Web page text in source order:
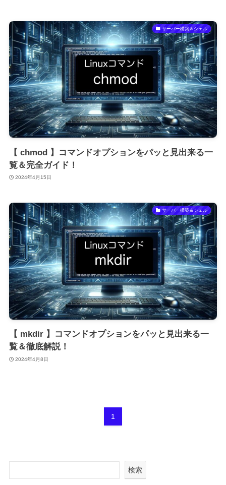
サーバー構築＆シェル
【 chmod 】コマンドオプションをパッと見出来る一
覧＆完全ガイド！
2024年4月15日
サーバー構築＆シェル
【 mkdir 】コマンドオプションをパッと見出来る一
覧＆徹底解説！
2024年4月8日
1
検索